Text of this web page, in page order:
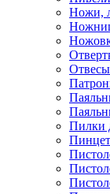
Ножи,
Пилки